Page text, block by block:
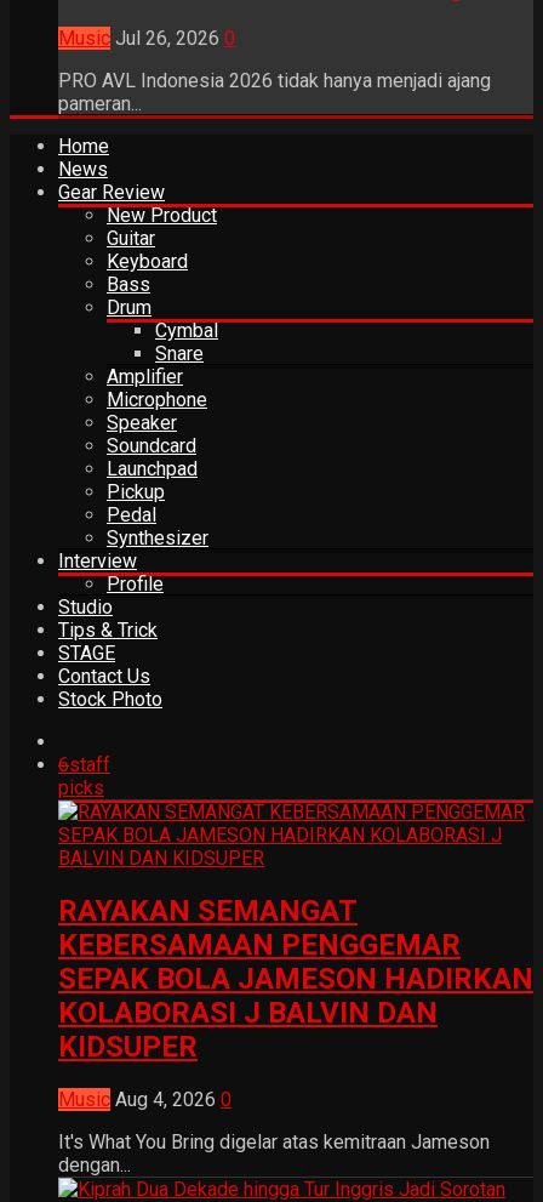
Music Jul 26, 2026 0
PRO AVL Indonesia 2026 tidak hanya menjadi ajang
pameran...
Home
News
Gear Review
New Product
Guitar
Keyboard
Bass
Drum
Cymbal
Snare
Amplifier
Microphone
Speaker
Soundcard
Launchpad
Pickup
Pedal
Synthesizer
Interview
Profile
Studio
Tips & Trick
STAGE
Contact Us
Stock Photo
6staff
picks
RAYAKAN SEMANGAT
KEBERSAMAAN PENGGEMAR
SEPAK BOLA JAMESON HADIRKAN
KOLABORASI J BALVIN DAN
KIDSUPER
Music Aug 4, 2026 0
It's What You Bring digelar atas kemitraan Jameson
dengan...